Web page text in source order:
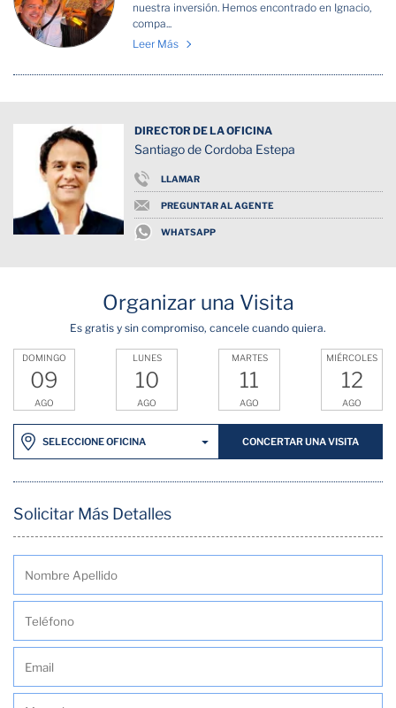
nuestra inversión. Hemos encontrado en Ignacio,
compa...
Leer Más
DIRECTOR DE LA OFICINA
Santiago de Cordoba Estepa
LLAMAR
PREGUNTAR AL AGENTE
WHATSAPP
Organizar una Visita
Es gratis y sin compromiso, cancele cuando quiera.
DOMINGO
09
AGO
LUNES
10
AGO
MARTES
11
AGO
MIÉRCOLES
12
AGO
SELECCIONE OFICINA CONCERTAR UNA VISITA
Solicitar Más Detalles